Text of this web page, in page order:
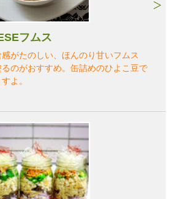
フムス
がたのしい、ほんのり甘いフムス
のがおすすめ。缶詰めのひよこ豆で
よ。